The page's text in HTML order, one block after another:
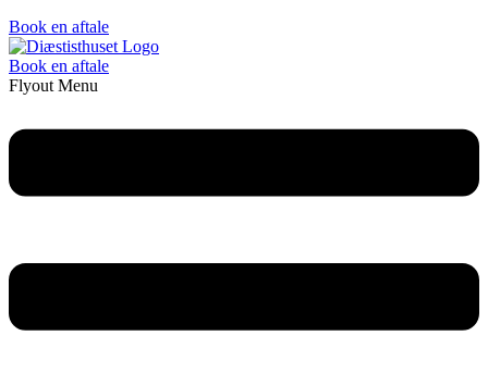
Book en aftale
Book en aftale
Flyout Menu